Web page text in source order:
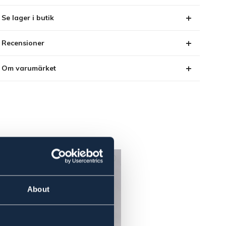
About
Se lager i butik
Recensioner
Om varumärket